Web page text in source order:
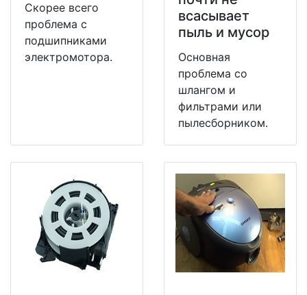
Скорее всего
проблема с
подшипниками
электромотора.
всасывает
пыль и мусор
Основная
проблема со
шлангом и
фильтрами или
пылесборником.